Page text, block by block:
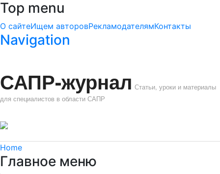
Top menu
О сайтеИщем авторовРекламодателямКонтакты
Navigation
САПР-журнал Статьи, уроки и материалы
для специалистов в области САПР
Home
Главное меню